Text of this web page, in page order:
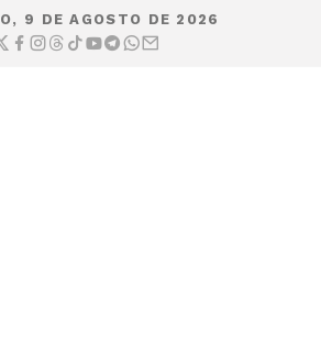
9 DE AGOSTO DE 2026